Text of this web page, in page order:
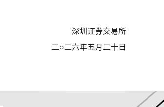
深圳证券交易所
二○二六年五月二十日